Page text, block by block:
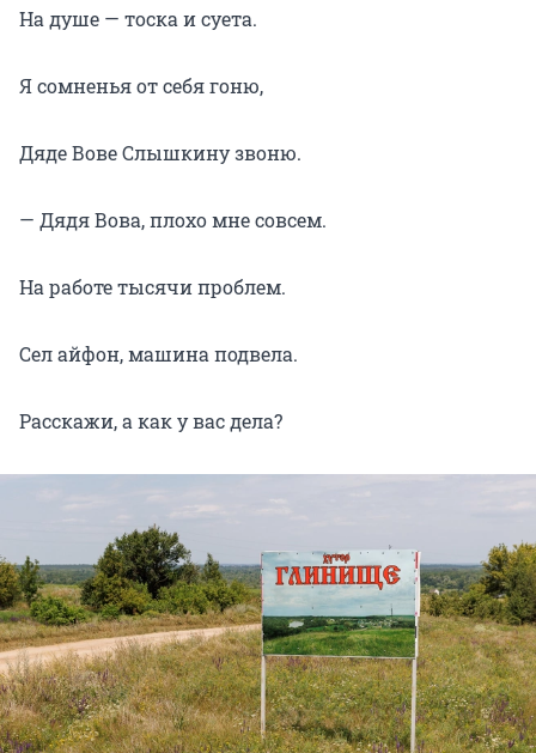
На душе — тоска и суета.
Я сомненья от себя гоню,
Дяде Вове Слышкину звоню.
— Дядя Вова, плохо мне совсем.
На работе тысячи проблем.
Сел айфон, машина подвела.
Расскажи, а как у вас дела?